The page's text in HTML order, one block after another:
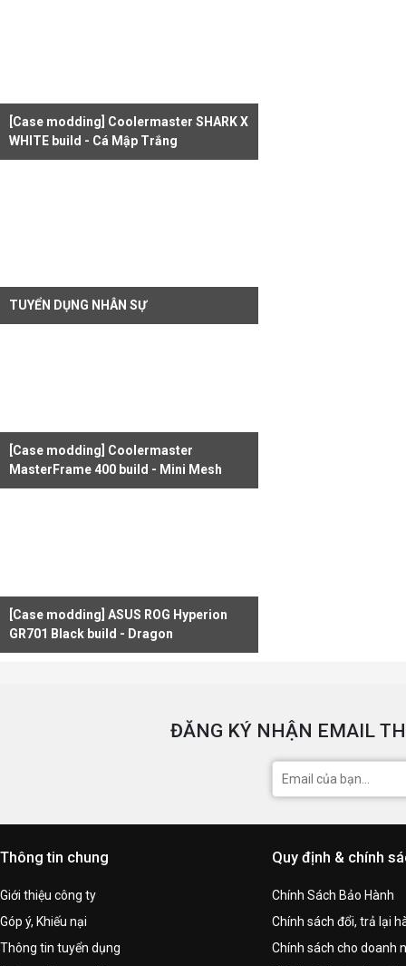
[Case modding] Coolermaster SHARK X
WHITE build - Cá Mập Trắng
TUYỂN DỤNG NHÂN SỰ
[Case modding] Coolermaster
MasterFrame 400 build - Mini Mesh
[Case modding] ASUS ROG Hyperion
GR701 Black build - Dragon
ĐĂNG KÝ NHẬN EMAIL
Thông tin chung
Giới thiệu công ty
Góp ý, Khiếu nại
Thông tin tuyển dụng
Quy định & chính
Chính Sách Bảo Hành
Chính sách đổi, trả lại
Chính sách cho doanh